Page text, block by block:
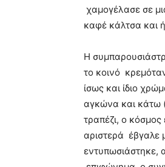
χαμογέλασε σε
καφέ κάλτσα και
Η
το κοινό
ίσως και ίδιο
αγκώνα και κάτω
τραπέζι, ο
αριστερά έβγαλε
εντυπωσιάστηκε,